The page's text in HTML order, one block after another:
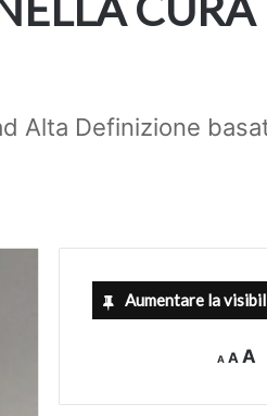
Alta Definizione
Aumentare la
A
Decrease
font
A A